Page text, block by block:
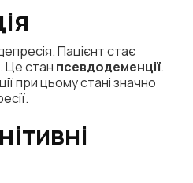
Пацієнт стає
Це стан псевдодеменції.
при цьому стані значно